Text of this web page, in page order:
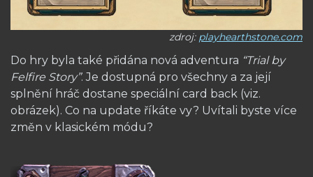
zdroj: playhearthstone.com
Do hry byla také přidána nová adventura “Trial by
Felfire Story”. Je dostupná pro všechny a za její
splnění hráč dostane speciální card back (viz.
obrázek). Co na update říkáte vy? Uvítali byste více
změn v klasickém módu?